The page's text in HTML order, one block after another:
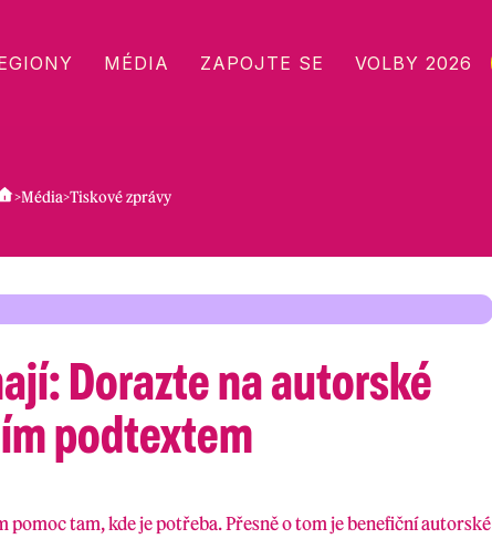
MÉDIA ZAPOJTE SE VOLBY 2026
>Média>Tiskové zprávy
Dorazte na autorské
podtextem
tam, kde je potřeba. Přesně o tom je benefiční autorské